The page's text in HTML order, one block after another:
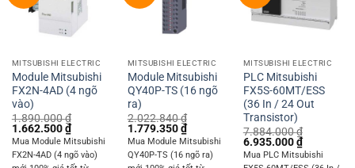
MITSUBISHI ELECTRIC
Module Mitsubishi
FX2N-4AD (4 ngõ
vào)
1.890.000₫
Original
price
was:
1.890.000 ₫.
1.662.500₫Current
price
is:
1.662.500 ₫.
Mua Module Mitsubishi
FX2N-4AD (4 ngõ vào)
MITSUBISHI ELECTRIC
Module Mitsubishi
QY40P-TS (16 ngõ
ra)
2.022.840₫
Original
price
was:
2.022.840 ₫.
1.779.350₫Current
price
is:
1.779.350 ₫.
Mua Module Mitsubishi
QY40P-TS (16 ngõ ra)
MITSUBISHI ELECTRIC
PLC Mitsubishi
FX5S-60MT/ESS
(36 In / 24 Out
Transistor)
7.884.000₫
Original
price
was:
6.935.000₫Current
price
is:
Mua PLC Mitsubishi